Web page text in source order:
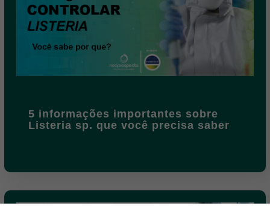
5 informações importantes sobre
Listeria sp. que você precisa saber